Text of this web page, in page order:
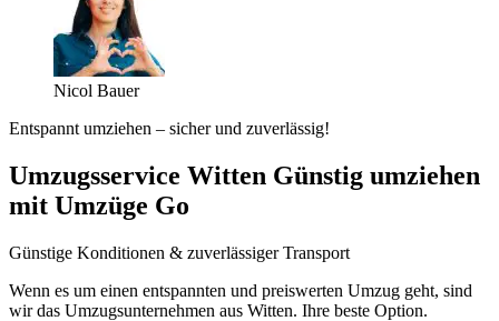
Nicol Bauer
Entspannt umziehen – sicher und zuverlässig!
Umzugsservice Witten Günstig umziehen
mit Umzüge Go
Günstige Konditionen & zuverlässiger Transport
Wenn es um einen entspannten und preiswerten Umzug geht, sind
wir das Umzugsunternehmen aus Witten. Ihre beste Option.